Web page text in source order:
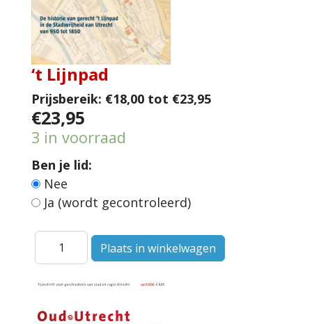
‘t Lijnpad
Prijsbereik: €18,00 tot €23,95
€23,95
3 in voorraad
Ben je lid:
Nee
Ja (wordt gecontroleerd)